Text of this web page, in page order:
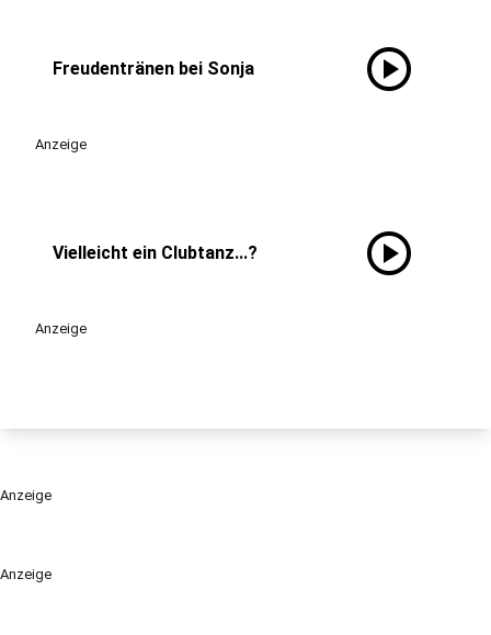
Anzeige
Freudentränen bei Sonja play_circle
Anzeige
Vielleicht ein Clubtanz...? play_circle
Anzeige
Anzeige